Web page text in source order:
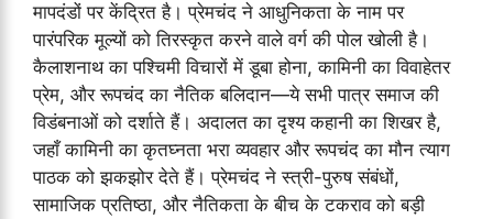
मापदंडों पर केंद्रित है। प्रेमचंद ने आधुनिकता के नाम पर
पारंपरिक मूल्यों को तिरस्कृत करने वाले वर्ग की पोल खोली है।
कैलाशनाथ का पश्चिमी विचारों में डूबा होना, कामिनी का विवाहेतर
प्रेम, और रूपचंद का नैतिक बलिदान—ये सभी पात्र समाज की
विडंबनाओं को दर्शाते हैं। अदालत का दृश्य कहानी का शिखर है,
जहाँ कामिनी का कृतघ्नता भरा व्यवहार और रूपचंद का मौन त्याग
पाठक को झकझोर देते हैं। प्रेमचंद ने स्त्री-पुरुष संबंधों,
सामाजिक प्रतिष्ठा, और नैतिकता के बीच के टकराव को बड़ी